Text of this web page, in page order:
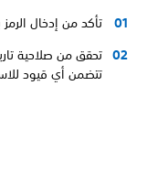
تأكد من إدخال
تحقق من صلاحية
تتضمن أي قيود